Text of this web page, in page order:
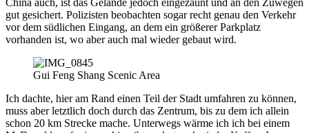
gut gesichert. Polizisten beobachten sogar recht genau den Verkehr
vor dem südlichen Eingang, an dem ein größerer Parkplatz
vorhanden ist, wo aber auch mal wieder gebaut wird.
Gui Feng Shang Scenic Area
Ich dachte, hier am Rand einen Teil der Stadt umfahren zu können,
muss aber letztlich doch durch das Zentrum, bis zu dem ich allein
schon 20 km Strecke mache. Unterwegs wärme ich ich bei einem